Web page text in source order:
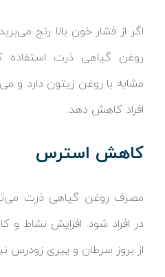
اگر از فشار خون بالا رنج
روغن گیاهی ذرت استفاده
مشابه با روغن زیتون دارد و
افراد کاهش دهد.
کاهش استرس
مصرف روغن گیاهی ذرت
در افراد شود. افزایش نشاط
از بروز سرطان و پیری زودرس